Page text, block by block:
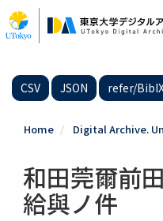
to
main
CSV JSON refer/
Home Digital Archive.
和田莞爾前
給與ノ件